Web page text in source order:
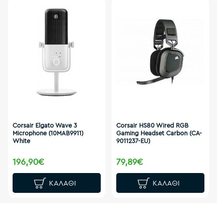
Corsair Elgato Wave 3
Microphone (10MAB9911)
White
196,90€
ΚΑΛΆΘΙ
Corsair HS80 Wired RGB
Gaming Headset Carbon (CA-
9011237-EU)
79,89€
ΚΑΛΆΘΙ